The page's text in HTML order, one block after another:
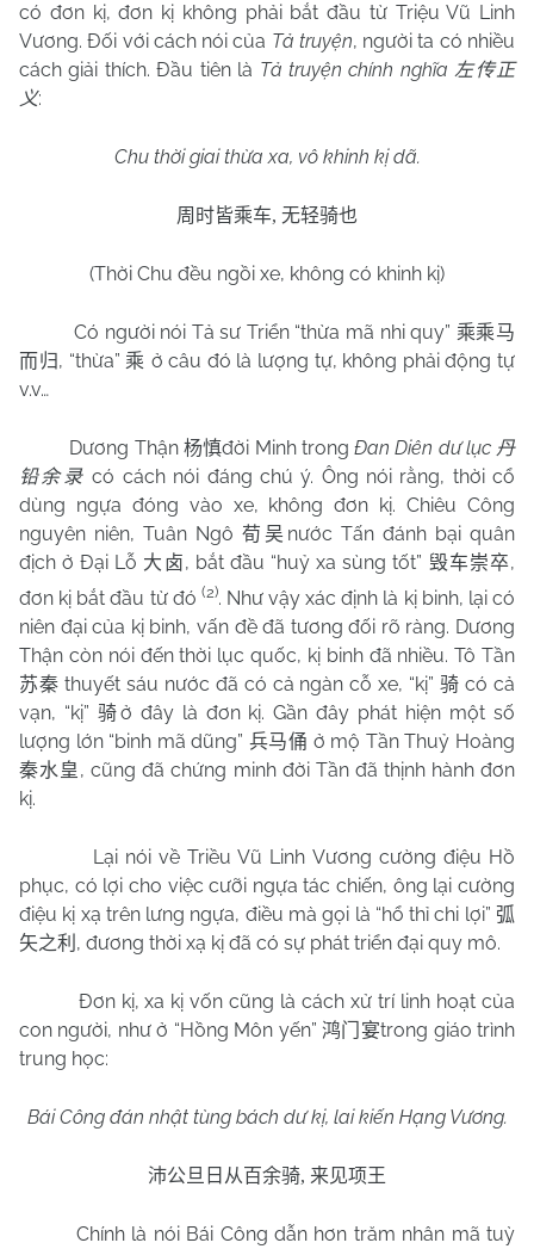
có đơn kị, đơn kị không phải bắt đầu từ Triệu Vũ Linh
Vương. Đối với cách nói của Tả truyện, người ta có nhiều
cách giải thích. Đầu tiên là Tả truyện chính nghĩa 左传正
义:
Chu thời giai thừa xa, vô khinh kị dã.
周时皆乘车, 无轻骑也
(Thời Chu đều ngồi xe, không có khinh kị)
Có người nói Tả sư Triển “thừa mã nhi quy” 乘乘马
而归, “thừa” 乘 ở câu đó là lượng tự, không phải động tự
v.v…
Dương Thận 杨慎đời Minh trongĐan Diên dư lục 丹
铅余录 có cách nói đáng chú ý. Ông nói rằng, thời cổ
dùng ngựa đóng vào xe, không đơn kị. Chiêu Công
nguyên niên, Tuân Ngô 荀吴 nước Tấn đánh bại quân
địch ở Đại Lỗ 大卤, bắt đầu “huỷ xa sùng tốt” 毁车崇卒,
đơn kị bắt đầu từ đó (2). Như vậy xác định là kị binh, lại có
niên đại của kị binh, vấn đề đã tương đối rõ ràng. Dương
Thận còn nói đến thời lục quốc, kị binh đã nhiều. Tô Tần
苏秦 thuyết sáu nước đã có cả ngàn cỗ xe, “kị” 骑 có cả
vạn, “kị” 骑ở đây là đơn kị. Gần đây phát hiện một số
lượng lớn “binh mã dũng” 兵马俑 ở mộ Tần Thuỷ Hoàng
秦水皇 , cũng đã chứng minh đời Tần đã thịnh hành đơn
kị.
Lại nói về Triều Vũ Linh Vương cường điệu Hồ
phục, có lợi cho việc cưỡi ngựa tác chiến, ông lại cường
điệu kị xạ trên lưng ngựa, điều mà gọi là “hổ thỉ chi lợi” 弧
矢之利 , đương thời xạ kị đã có sự phát triển đại quy mô.
Đơn kị, xa kị vốn cũng là cách xử trí linh hoạt của
con người, như ở “Hồng Môn yến” 鸿门宴trong giáo trình
trung học:
Bái Công đán nhật tùng bách dư kị, lai kiến Hạng Vương.
沛公旦日从百余骑, 来见项王
Chính là nói Bái Công dẫn hơn trăm nhân mã tuỳ